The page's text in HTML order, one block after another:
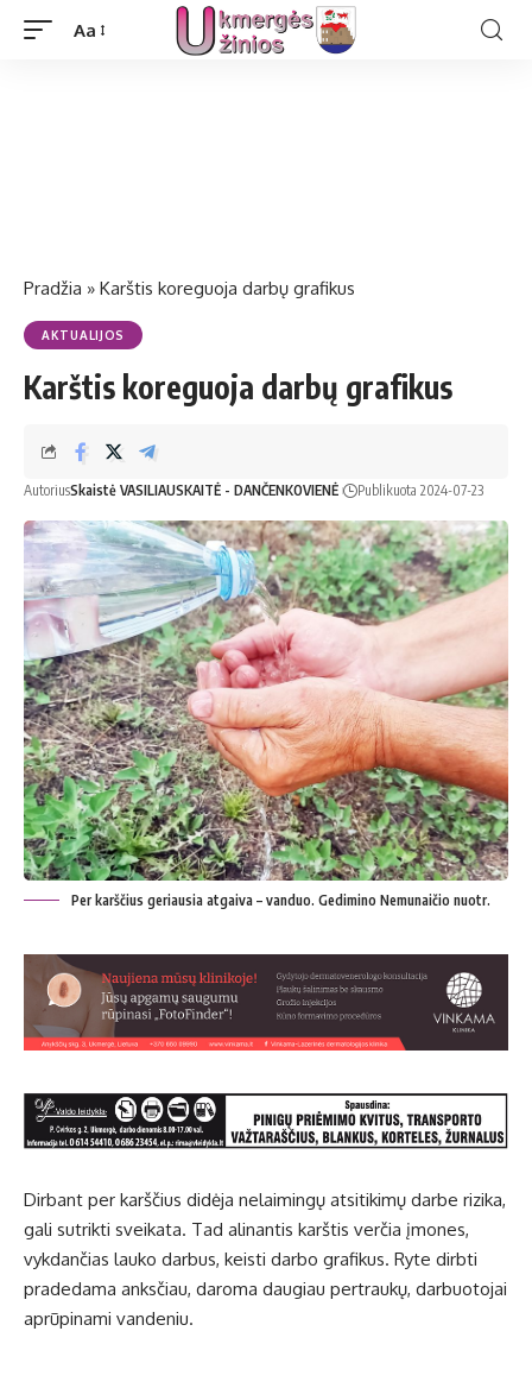
Aa
Pradžia » Karštis koreguoja darbų grafikus
AKTUALIJOS
Karštis koreguoja darbų grafikus
AutoriusSkaistė VASILIAUSKAITĖ - DANČENKOVIENĖ Publikuota 2024-07-23
Per karščius geriausia atgaiva – vanduo. Gedimino Nemunaičio nuotr.
Dirbant per karščius didėja nelaimingų atsitikimų darbe rizika,
gali sutrikti sveikata. Tad alinantis karštis verčia įmones,
vykdančias lauko darbus, keisti darbo grafikus. Ryte dirbti
pradedama anksčiau, daroma daugiau pertraukų, darbuotojai
aprūpinami vandeniu.